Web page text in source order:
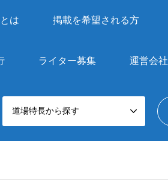
は 掲載を希望される方
ライター募集 運営会社
道場特長から探す